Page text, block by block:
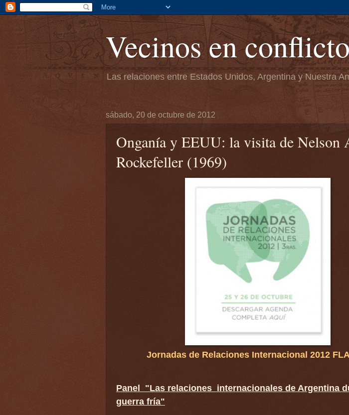
Vecinos en
Las relaciones entre Estados Unidos, Argentina y Nuestra
sábado, 20 de octubre de 2012
Onganía y EEUU: la visita de Nelson
Rockefeller (1969)
Jornadas de Relaciones Internacional 2012
Panel "Las relaciones internacionales de Argentina
guerra fría"